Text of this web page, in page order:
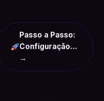
Passo a Passo:
Configuração…
→